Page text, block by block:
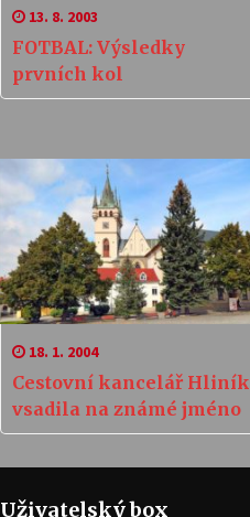
13. 8. 2003
FOTBAL: Výsledky
prvních kol
18. 1. 2004
Cestovní kancelář Hliník
vsadila na známé jméno
Uživatelský box